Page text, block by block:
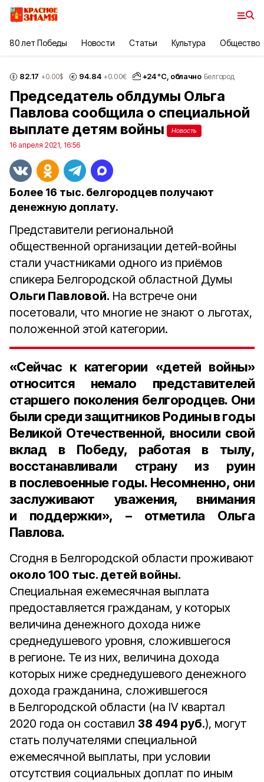
80 лет Победы Новости Статьи Культура Общество
82.17 +0.00$ 94.84 +0.00€ +24°С, облачно Белгород
Председатель облдумы Ольга
Павлова сообщила о специальной
выплате детям войны
Новость
16 апреля 2021, 16:56
Более 16 тыс. белгородцев получают
денежную доплату.
Представители региональной
общественной организации детей-войны
стали участниками одного из приёмов
спикера Белгородской областной Думы
Ольги Павловой. На встрече они
посетовали, что многие не знают о льготах,
положенной этой категории.
«Сейчас к категории «детей войны»
относится немало представителей
старшего поколения белгородцев. Они
были среди защитников Родины в годы
Великой Отечественной, вносили свой
вклад в Победу, работая в тылу,
восстанавливали страну из руин
в послевоенные годы. Несомненно, они
заслуживают уважения, внимания
и поддержки», – отметила Ольга
Павлова.
Сгодня в Белгородской области проживают
около 100 тыс. детей войны.
Специальная ежемесячная выплата
предоставляется гражданам, у которых
величина денежного дохода ниже
среднедушевого уровня, сложившегося
в регионе. Те из них, величина дохода
которых ниже среднедушевого денежного
дохода гражданина, сложившегося
в Белгородской области (на IV квартал
2020 года он составил 38 494 руб.), могут
стать получателями специальной
ежемесячной выплаты, при условии
отсутствия социальных доплат по иным